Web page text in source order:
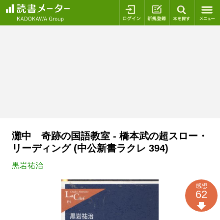
ログイン 新規登録
灘中 奇跡の国語教室 - 橋本武の超スロー・
リーディング (中公新書ラクレ 394)
黒岩祐治
感想
62